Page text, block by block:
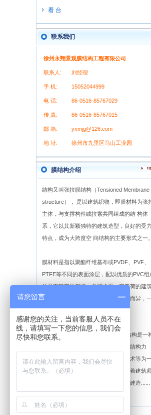
看 台
联系我们
徐州永翔景观膜结构工程有限公司
联系人: 刘经理
手 机: 15052044999
电 话: 86-0516-85767029
传 真: 86-0516-85767015
邮 箱: yxmjg@126.com
地 址: 徐州市九里区马山工业园
膜结构介绍
结构又叫张拉膜结构（Tensioned Membrane
structure）， 是以建筑织物，即膜材料为张
主体，与支撑构件或拉索共同组成的结 构体
系，它以其新颖独特的建筑造型，良好的受力
特点，成为大跨度空 间结构的主要形式之一。
膜材料是指以聚酯纤维基布或PVDF、PVF、
PTFE等不同的表面涂层，配以优质的PVC组
的具有稳定的形状，并可承受一定载荷的建
纺织品。它的寿命因不同的表面涂层而异，
般可达成12—50年。
膜结构建筑的特点及应用领域： 膜结构是一
全新的建筑结构形式，它集建筑学、结构力
学、精细化工与材料科学、计算机技术等为
体，具有很高技术含量。其曲面可随着建筑
的设计需要任意变化，结合整体环境建造......
【详细介绍】
请您留言
感谢您的关注，当前客服人员不在
线，请填写一下您的信息，我们会
尽快和您联系。